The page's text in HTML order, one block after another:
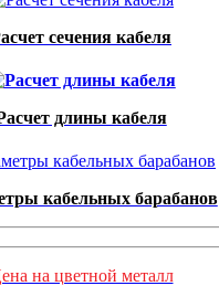
сечения кабеля
длины кабеля
кабельных барабанов
на цветной металл